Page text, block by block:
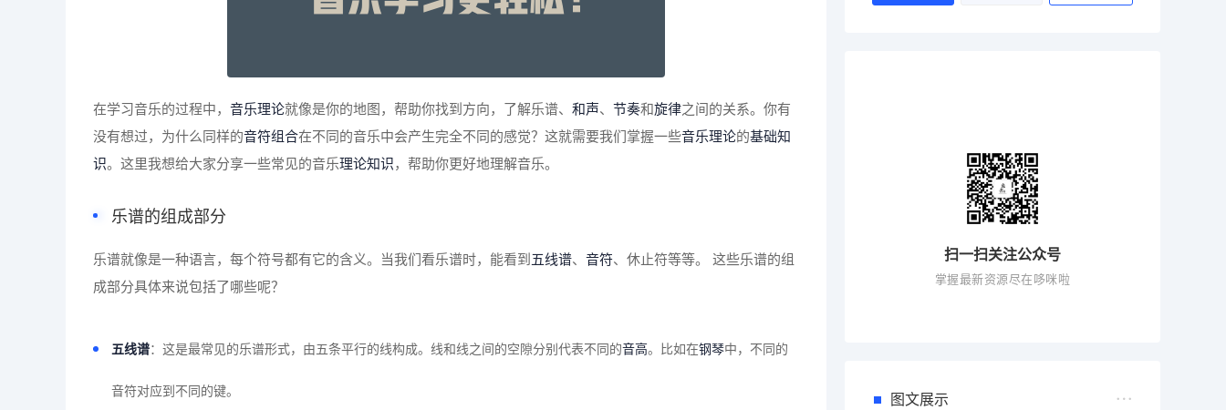
在学习音乐的过程中， 音乐理论就像是你的地图，帮助你找到方向，了解乐谱、 和声、 节奏和旋律之间的关系。你有
没有想过，为什么同样的音符组合在不同的音乐中会产生完全不同的感觉？这就需要我们掌握一些音乐理论的基础知
识。这里我想给大家分享一些常见的音乐理论知识，帮助你更好地理解音乐。
乐谱的组成部分
乐谱就像是一种语言，每个符号都有它的含义。当我们看乐谱时，能看到五线谱、 音符、休止符等等。 这些乐谱的组
成部分具体来说包括了哪些呢？
五线谱：这是最常见的乐谱形式，由五条平行的线构成。线和线之间的空隙分别代表不同的音高。比如在钢琴中，不同的
音符对应到不同的键。
扫一扫关注公众号
掌握最新资源尽在哆咪啦
图文展示